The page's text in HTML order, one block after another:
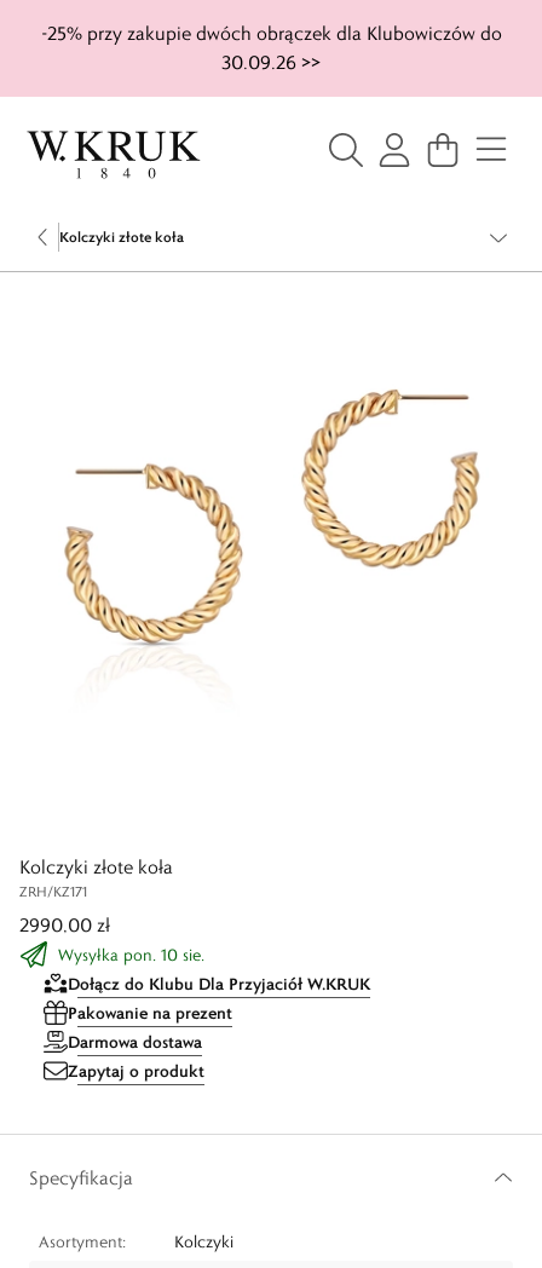
-25% przy zakupie dwóch obrączek dla Klubowiczów do
30.09.26 >>
Kolczyki złote koła
Kolczyki złote koła
ZRH/KZ171
2990,00 zł
Wysyłka pon. 10 sie.
Dołącz do Klubu Dla Przyjaciół W.KRUK
Pakowanie na prezent
Darmowa dostawa
Zapytaj o produkt
Specyfikacja
Asortyment:
Kolczyki